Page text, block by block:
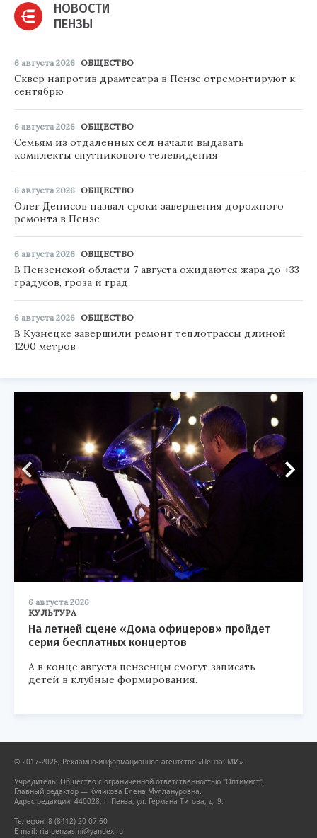
НОВОСТИ
ПЕНЗЫ
6 августа 2026 ОБЩЕСТВО
Сквер напротив драмтеатра в Пензе отремонтируют к
сентябрю
6 августа 2026 ОБЩЕСТВО
Семьям из отдаленных сел начали выдавать
комплекты спутникового телевидения
6 августа 2026 ОБЩЕСТВО
Олег Денисов назвал сроки завершения дорожного
ремонта в Пензе
6 августа 2026 ОБЩЕСТВО
В Пензенской области 7 августа ожидаются жара до +33
градусов, гроза и град
6 августа 2026 ОБЩЕСТВО
В Кузнецке завершили ремонт теплотрассы длиной
1200 метров
6 августа 2026
КУЛЬТУРА
На летней сцене «Дома офицеров» пройдет
серия бесплатных концертов
А в конце августа пензенцы смогут записать
детей в клубные формирования.
© 2017-2026, Рекламно-информационное агентство «ПензаСМИ».
Учредитель: Общество с ограниченной ответственностью "Оптимист".
Главный редактор — Куликова Елена Муллануровна.
Адрес редакции: 440028, г. Пенза, ул. Германа Титова, д. 9.
Телефон: 8 (8412) 20-07-60
E-mail: ria.penzasmi@yandex.ru